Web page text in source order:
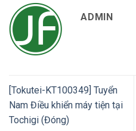
ADMIN
[Tokutei-KT100349] Tuyển
Nam Điều khiển máy tiện tại
Tochigi (Đóng)